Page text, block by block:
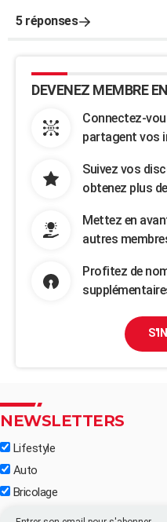
5 réponses
DEVENEZ MEMBRE
Connectez-
partagent vos
Suivez vos
obtenez plus
Mettez en
autres
Profitez de
NEWSLETTERS
Lifestyle
Auto
Bricolage